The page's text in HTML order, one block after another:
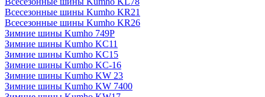
Всесезонные шины Kumho KR21
Всесезонные шины Kumho KR26
Зимние шины Kumho 749P
Зимние шины Kumho KC11
Зимние шины Kumho KC15
Зимние шины Kumho KC-16
Зимние шины Kumho KW 23
Зимние шины Kumho KW 7400